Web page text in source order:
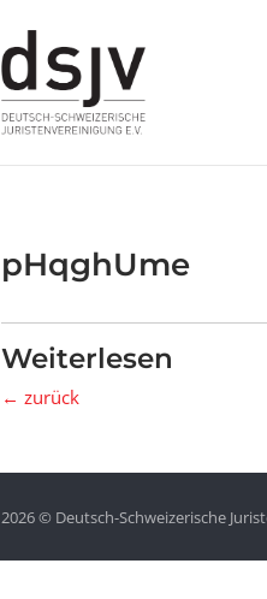
pHqghUme
Weiterlesen
← zurück
2026 © Deutsch-Schweizerische